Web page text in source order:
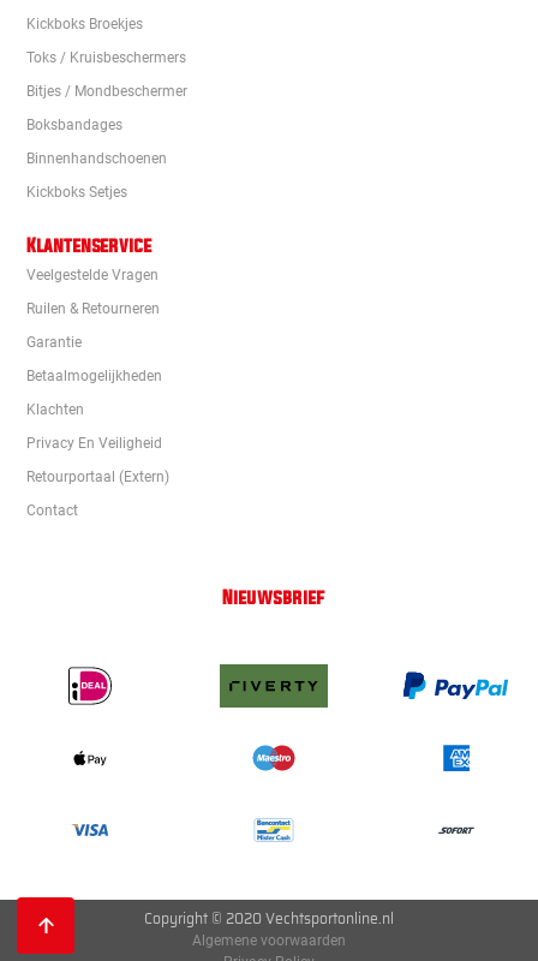
Kickboks Broekjes
Toks / Kruisbeschermers
Bitjes / Mondbeschermer
Boksbandages
Binnenhandschoenen
Kickboks Setjes
Klantenservice
Veelgestelde Vragen
Ruilen & Retourneren
Garantie
Betaalmogelijkheden
Klachten
Privacy En Veiligheid
Retourportaal (extern)
Contact
Nieuwsbrief
Copyright © 2020 Vechtsportonline.nl
Algemene voorwaarden